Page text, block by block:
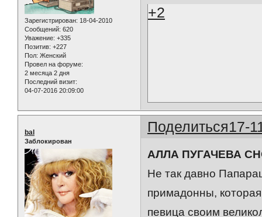
Зарегистрирован: 18-04-2010
Сообщений: 620
Уважение: +335
Позитив: +227
Пол: Женский
Провел на форуме:
2 месяца 2 дня
Последний визит:
04-07-2016 20:09:00
+2
Поделиться17-
bal
Заблокирован
АЛЛА ПУГАЧЕВА
Не так давно
примадонны,
певица своим